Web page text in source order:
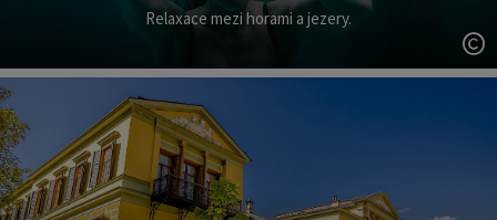
Relaxace mezi horami a jezery.